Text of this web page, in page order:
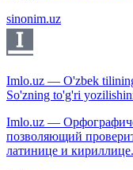
sinonim.uz
Imlo.uz — O'zbek
So'zning to'g'ri
Imlo.uz —
позволяющий
латинице и